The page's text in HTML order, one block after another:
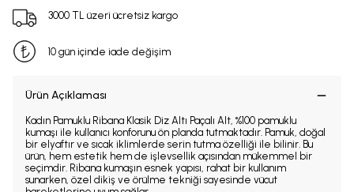
3000 TL üzeri ücretsiz kargo
10 gün içinde iade değişim
Ürün Açıklaması
Kadın Pamuklu Ribana Klasik Diz Altı Paçalı Alt, %100 pamuklu
kumaşı ile kullanıcı konforunu ön planda tutmaktadır. Pamuk, doğal
bir elyaftır ve sıcak iklimlerde serin tutma özelliği ile bilinir. Bu
ürün, hem estetik hem de işlevsellik açısından mükemmel bir
seçimdir. Ribana kumaşın esnek yapısı, rahat bir kullanım
sunarken, özel dikiş ve örülme tekniği sayesinde vücut